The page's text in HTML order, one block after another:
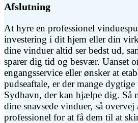
Afslutning
At hyre en professionel
investering i dit hjem eller din
dine vinduer altid ser bedst ud,
sparer dig tid og besvær. Uanset
engangsservice eller ønsker at
pudseaftale, er der mange
Sydhavn, der kan hjælpe dig. Så
dine snavsede vinduer, så overvej
professionel for at få dem til at